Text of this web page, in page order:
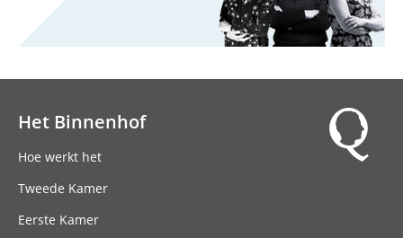
Het Binnenhof
Hoe werkt het
Tweede Kamer
Eerste Kamer